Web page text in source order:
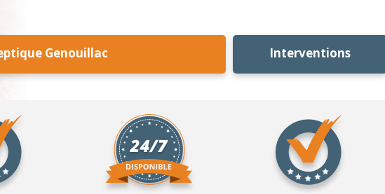
Genouillac Interventions